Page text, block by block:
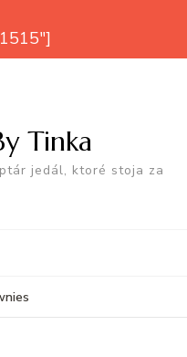
Tinka
jedál, ktoré stoja za